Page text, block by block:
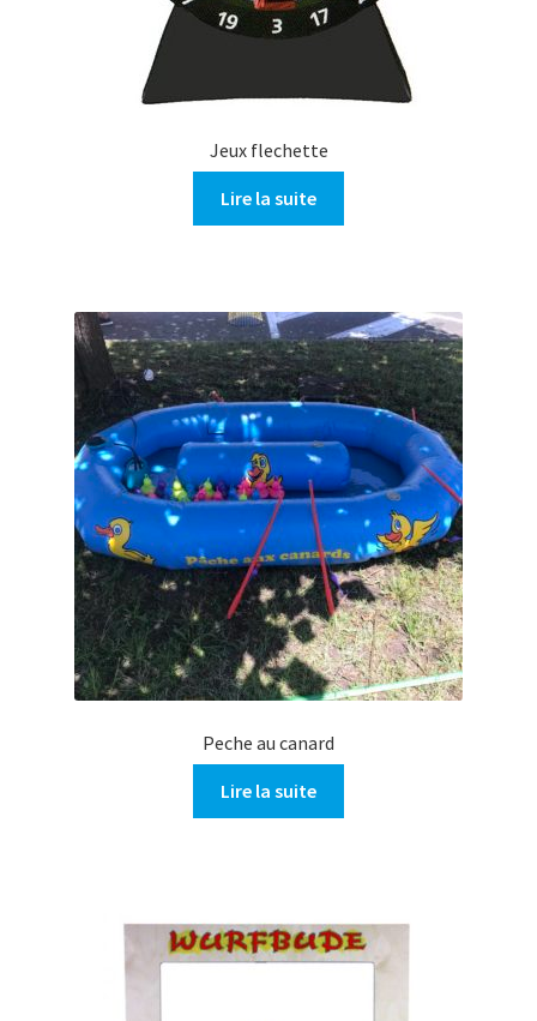
Jeux flechette
Lire la suite
Peche au canard
Lire la suite